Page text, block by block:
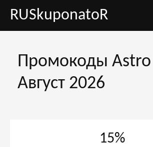
RUSkuponatoR
Промокоды Astro
Август 2026
15%